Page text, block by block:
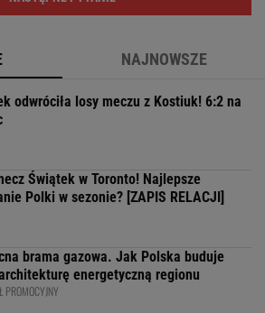
NAJNOWSZE
odwróciła losy meczu z Kostiuk! 6:2 na
Świątek w Toronto! Najlepsze
Polki w sezonie? [ZAPIS RELACJI]
brama gazowa. Jak Polska buduje
energetyczną regionu
PROMOCYJNY